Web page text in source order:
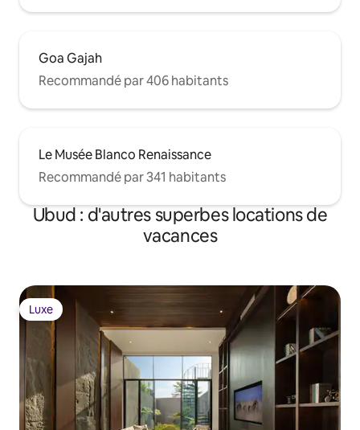
Goa Gajah
Recommandé par 406 habitants
Le Musée Blanco Renaissance
Recommandé par 341 habitants
Ubud : d'autres superbes locations de
vacances
Luxe
Luxe